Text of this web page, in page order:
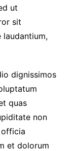
ut
sit
laudantium,
dignissimos
quas
non
et dolorum